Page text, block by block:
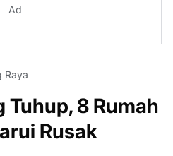
Ad
Raya
Tuhup, 8 Rumah
Rusak